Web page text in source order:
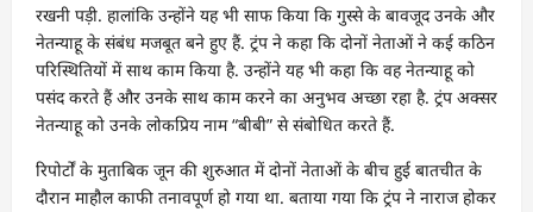
रखनी पड़ी. हालांकि उन्होंने यह भी साफ किया कि गुस्से के बावजूद उनके और
नेतन्याहू के संबंध मजबूत बने हुए हैं. ट्रंप ने कहा कि दोनों नेताओं ने कई कठिन
परिस्थितियों में साथ काम किया है. उन्होंने यह भी कहा कि वह नेतन्याहू को
पसंद करते हैं और उनके साथ काम करने का अनुभव अच्छा रहा है. ट्रंप अक्सर
नेतन्याहू को उनके लोकप्रिय नाम “बीबी” से संबोधित करते हैं.
रिपोर्टों के मुताबिक जून की शुरुआत में दोनों नेताओं के बीच हुई बातचीत के
दौरान माहौल काफी तनावपूर्ण हो गया था. बताया गया कि ट्रंप ने नाराज होकर